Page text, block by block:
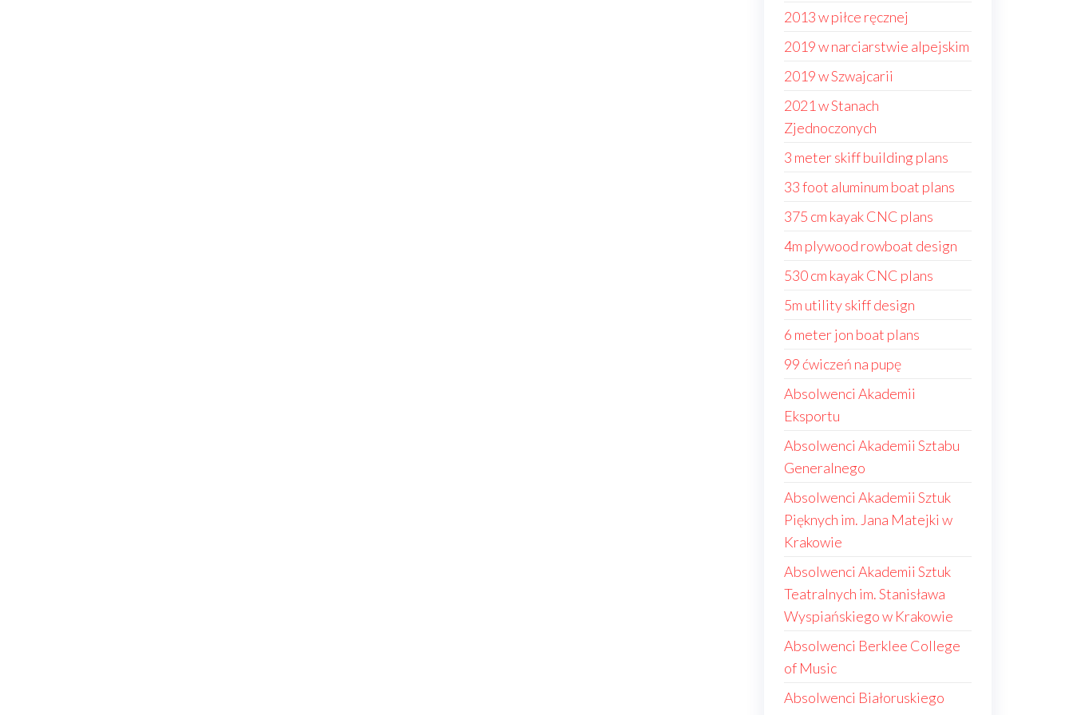
2013 w piłce ręcznej
2019 w narciarstwie alpejskim
2019 w Szwajcarii
2021 w Stanach
Zjednoczonych
3 meter skiff building plans
33 foot aluminum boat plans
375 cm kayak CNC plans
4m plywood rowboat design
530 cm kayak CNC plans
5m utility skiff design
6 meter jon boat plans
99 ćwiczeń na pupę
Absolwenci Akademii
Eksportu
Absolwenci Akademii Sztabu
Generalnego
Absolwenci Akademii Sztuk
Pięknych im. Jana Matejki w
Krakowie
Absolwenci Akademii Sztuk
Teatralnych im. Stanisława
Wyspiańskiego w Krakowie
Absolwenci Berklee College
of Music
Absolwenci Białoruskiego